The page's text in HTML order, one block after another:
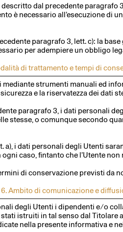
dal precedente paragrafo
è necessario all’esecuzione di
paragrafo 3, lett. c): la base
per adempiere un obbligo
di trattamento e tempi di
strumenti manuali ed
e la riservatezza dei dati
paragrafo 3, i dati personali
stesse, o comunque secondo
a), i dati personali degli Utenti
caso, fintanto che l’Utente
di conservazione previsti da
6. Ambito di comunicazione e
degli Utenti i dipendenti e ⁄ o
istruiti in tal senso dal Titolare
nella presente informativa e